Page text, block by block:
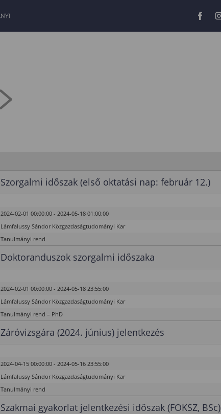
Szorgalmi időszak (első oktatási nap: február 12.)
2024-02-01 00:00:00 - 2024-05-18 01:00:00
Lámfalussy Sándor Közgazdaságtudományi Kar
Tanulmányi rend
Doktoranduszok szorgalmi időszaka
2024-02-01 00:00:00 - 2024-05-18 23:55:00
Lámfalussy Sándor Közgazdaságtudományi Kar
Tanulmányi rend – PhD
Záróvizsgára (2024. június) jelentkezés
2024-04-15 00:00:00 - 2024-05-16 23:55:00
Lámfalussy Sándor Közgazdaságtudományi Kar
Tanulmányi rend
Szakmai gyakorlat jelentkezési időszak (FOKSZ, BSc)